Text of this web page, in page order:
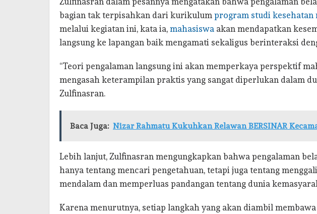
bagian tak terpisahkan dari kurikulum program studi kesehatan
melalui kegiatan ini, kata ia, mahasiswa akan mendapatkan
langsung ke lapangan baik mengamati sekaligus berinteraksi
“Teori pengalaman langsung ini akan memperkaya perspektif
mengasah keterampilan praktis yang sangat diperlukan dalam
Zulfinasran.
Baca Juga: Nizar Rahmatu Kukuhkan Relawan BERSINAR
Lebih lanjut, Zulfinasran mengungkapkan bahwa pengalaman
hanya tentang mencari pengetahuan, tetapi juga tentang
mendalam dan memperluas pandangan tentang dunia
Karena menurutnya, setiap langkah yang akan diambil